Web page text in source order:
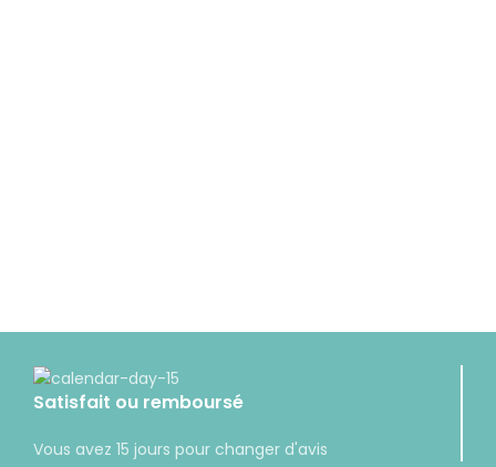
Satisfait ou remboursé
Vous avez 15 jours pour changer d'avis